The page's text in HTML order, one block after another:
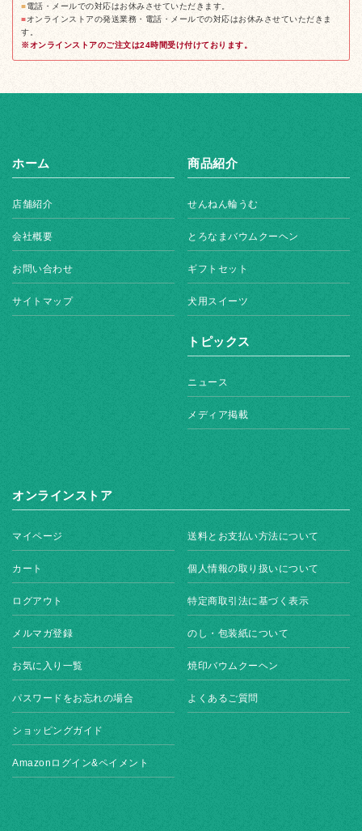
■電話・メールでの対応はお休みさせていただきます。
■オンラインストアの発送業務・電話・メールでの対応はお休みさせていただきま
す。
※オンラインストアのご注文は24時間受け付けております。
ホーム
店舗紹介
会社概要
お問い合わせ
サイトマップ
商品紹介
せんねん輪うむ
とろなまバウムクーヘン
ギフトセット
犬用スイーツ
トピックス
ニュース
メディア掲載
オンラインストア
マイページ
カート
ログアウト
メルマガ登録
お気に入り一覧
パスワードをお忘れの場合
ショッピングガイド
Amazonログイン&ペイメント
送料とお支払い方法について
個人情報の取り扱いについて
特定商取引法に基づく表示
のし・包装紙について
焼印バウムクーヘン
よくあるご質問